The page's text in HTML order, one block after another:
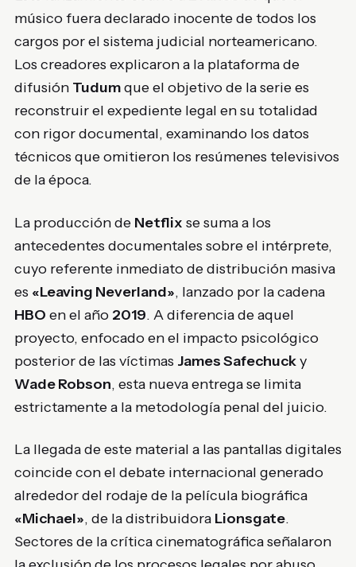
músico fuera declarado inocente de todos los
cargos por el sistema judicial norteamericano.
Los creadores explicaron a la plataforma de
difusión Tudumque el objetivo de la serie es
reconstruir el expediente legal en su totalidad
con rigor documental, examinando los datos
técnicos que omitieron los resúmenes televisivos
de la época.
La producción de Netflix se suma a los
antecedentes documentales sobre el intérprete,
cuyo referente inmediato de distribución masiva
es «Leaving Neverland», lanzado por la cadena
HBO en el año 2019. A diferencia de aquel
proyecto, enfocado en el impacto psicológico
posterior de las víctimas James Safechucky
Wade Robson, esta nueva entrega se limita
estrictamente a la metodología penal del juicio.
La llegada de este material a las pantallas digitales
coincide con el debate internacional generado
alrededor del rodaje de la película biográfica
«Michael», de la distribuidora Lionsgate.
Sectores de la crítica cinematográfica señalaron